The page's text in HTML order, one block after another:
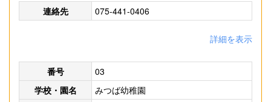
連絡先 075-441-0406
詳細を表示
番号
03
学校・園名
みつば幼稚園